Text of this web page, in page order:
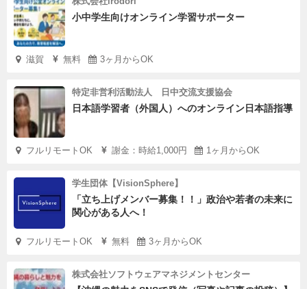
小中学生向けオンライン学習サポーター
滋賀 無料 3ヶ月からOK
特定非営利活動法人 日中交流支援協会
日本語学習者（外国人）へのオンライン日本語指導
フルリモートOK 謝金：時給1,000円 1ヶ月からOK
学生団体【VisionSphere】
「立ち上げメンバー募集！！」政治や若者の未来に
関心がある人へ！
フルリモートOK 無料 3ヶ月からOK
株式会社ソフトウェアマネジメントセンター